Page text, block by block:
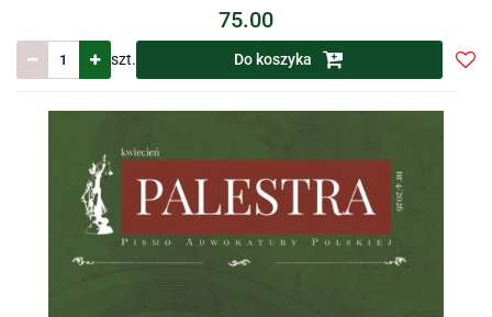
75.00
szt. Do koszyka